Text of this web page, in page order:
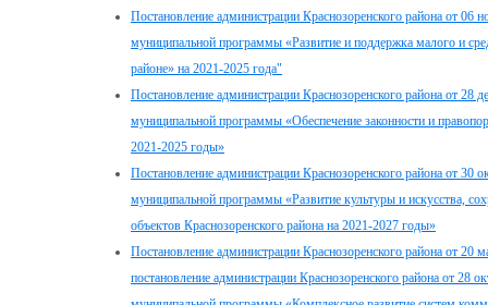
Постановление администрации Краснозоренского района от
муниципальной программы «Развитие и поддержка малого и
районе» на 2021-2025 года"
Постановление администрации Краснозоренского района от
муниципальной программы «Обеспечение законности и
2021-2025 годы»
Постановление администрации Краснозоренского района от
муниципальной программы «Развитие культуры и искусства,
объектов Краснозоренского района на 2021-2027 годы»
Постановление администрации Краснозоренского района от
постановление администрации Краснозоренского района от 28